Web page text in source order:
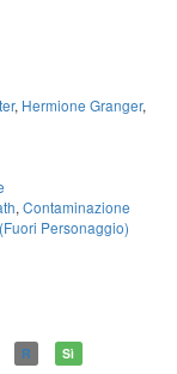
, Hermione Granger,
, Contaminazione
Personaggio)
R Sì